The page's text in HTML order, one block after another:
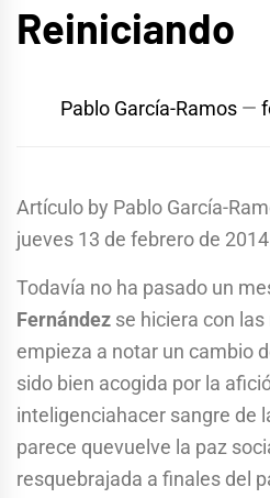
Reiniciando
Pablo García-Ramos
Artículo by Pablo García-
jueves 13 de febrero de 2014
Todavía no ha pasado un
Fernández se hiciera con las
empieza a notar un cambio
sido bien acogida por la
inteligenciahacer sangre de
parece quevuelve la paz
resquebrajada a finales del